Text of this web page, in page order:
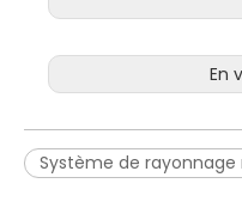
En
Système de rayonnage